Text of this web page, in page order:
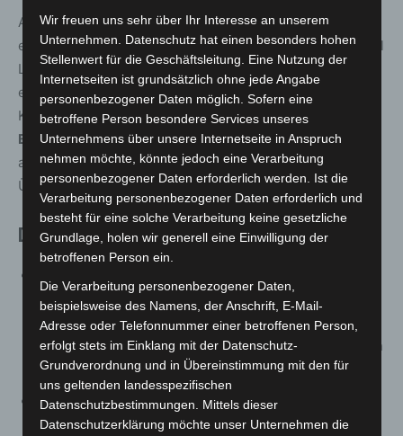
Am Samstag, den 11. Oktober 2025, um 20:00 Uhr
eröffnet derMIMUSE Maxi Mixdie Saison im Theatersaal
Langenhagen. Moderator Matthias Brodowy präsentiert
ein hochkarätiges Line-up mit den
Salonlöwen
KabarettistChristoph Brüske, der vielseitigen
Brembecksowie dem NewcomerLØUK . Ein
abwechslungsreicher Abend voller Kabarett, Musik und
Überraschungen erwartet die Besucher.
Die Künstler im Überblick
verbinden bissigen Humor mit handgemachter Musik
im Stil der 1920er Jahre. Mit Programmen wie
„Salonöwengebrüll“ und „Salonlöwenzahn“ begeistern
sie weltweit auf Bühnen und Kreuzfahrtschiffen.
Christoph Brüske:Vielseitiger Kabarettist und Sänger,
bekannt aus TV- und Galaauftritten sowie dem WDR-
Wir freuen uns sehr über Ihr Interesse an unserem
Unternehmen. Datenschutz hat einen besonders hohen
Stellenwert für die Geschäftsleitung. Eine Nutzung der
Internetseiten ist grundsätzlich ohne jede Angabe
personenbezogener Daten möglich. Sofern eine
betroffene Person besondere Services unseres
Unternehmens über unsere Internetseite in Anspruch
nehmen möchte, könnte jedoch eine Verarbeitung
personenbezogener Daten erforderlich werden. Ist die
Verarbeitung personenbezogener Daten erforderlich und
besteht für eine solche Verarbeitung keine gesetzliche
Grundlage, holen wir generell eine Einwilligung der
betroffenen Person ein.
Die Verarbeitung personenbezogener Daten,
beispielsweise des Namens, der Anschrift, E-Mail-
Adresse oder Telefonnummer einer betroffenen Person,
erfolgt stets im Einklang mit der Datenschutz-
Grundverordnung und in Übereinstimmung mit den für
uns geltenden landesspezifischen
Datenschutzbestimmungen. Mittels dieser
Datenschutzerklärung möchte unser Unternehmen die